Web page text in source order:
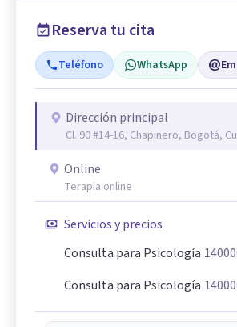
Reserva tu cita
Teléfono WhatsApp
Dirección principal
Cl. 90 #14-16, Chapinero, Bogotá,
Online
Terapia online
Servicios y precios
Consulta para Psicología
Consulta para Psicología